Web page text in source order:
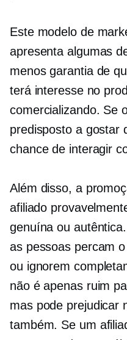
Este modelo de
apresenta algumas
menos garantia de
terá interesse no
comercializando. Se
predisposto a gostar
chance de interagir
Além disso, a
afiliado
genuína ou
as pessoas percam
ou ignorem
não é apenas ruim
mas pode prejudicar
também. Se um